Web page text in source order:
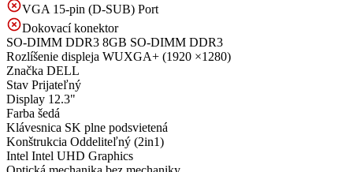
VGA 15-pin (D-SUB) Port
Dokovací konektor
SO-DIMM DDR3 8GB SO-DIMM DDR3
Rozlíšenie displeja WUXGA+ (1920 ×1280)
Značka DELL
Stav Prijateľný
Display 12.3"
Farba šedá
Klávesnica SK plne podsvietená
Konštrukcia Oddeliteľný (2in1)
Intel Intel UHD Graphics